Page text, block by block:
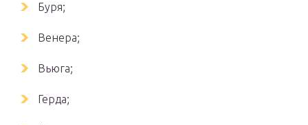
Буря;
Венера;
Вьюга;
Герда;